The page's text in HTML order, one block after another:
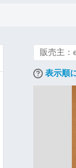
販売主：
表示順